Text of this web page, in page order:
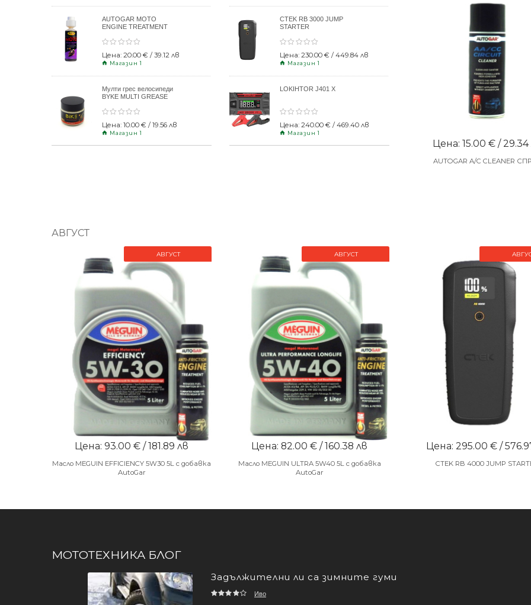
AUTOGAR MOTO
ENGINE TREATMENT
Цена: 20.00 € / 39.12 лв
Магазин 1
Мулти грес велосипеди
BYKE MULTI GREASE
Цена: 10.00 € / 19.56 лв
Магазин 1
CTEK RB 3000 JUMP
STARTER
Цена: 230.00 € / 449.84 лв
Магазин 1
LOKIHTOR J401 X
Цена: 240.00 € / 469.40 лв
Магазин 1
Цена: 15.00 € / 29.34
AUTOGAR A/C CLEANER
АВГУСТ
АВГУСТ
Цена: 93.00 € / 181.89 лв
Масло MEGUIN EFFICIENCY 5W30 5L с добавка
AutoGar
АВГУСТ
Цена: 82.00 € / 160.38 лв
Масло MEGUIN ULTRA 5W40 5L с добавка
AutoGar
Цена: 295.00 € /
CTEK RB 4000 JUMP
МОТОТЕХНИКА БЛОГ
Задължителни ли са зимните гуми
Иво